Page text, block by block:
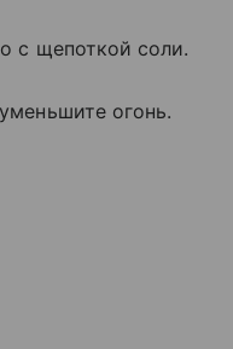
с щепоткой соли.
огонь.